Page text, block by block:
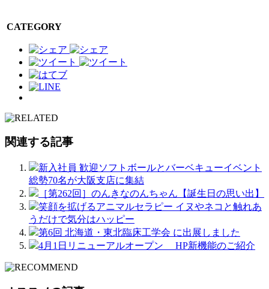
CATEGORY
関連する記事
新入社員 歓迎ソフトボールとバーベキューイベント
総勢70名が大阪支店に集結
［第262回］のんきなのんちゃん【誕生日の思い出】
笑顔を拡げるアニマルセラピー イヌやネコと触れあ
うだけで気分はハッピー
第6回 北海道・東北臨床工学会 に出展しました
4月1日リニューアルオープン HP新機能のご紹介